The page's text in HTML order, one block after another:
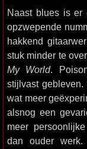
Naast blues is er
opzwepende
hakkend
stuk minder te
My World.
stijlvast
wat meer
alsnog een
meer
dan ouder